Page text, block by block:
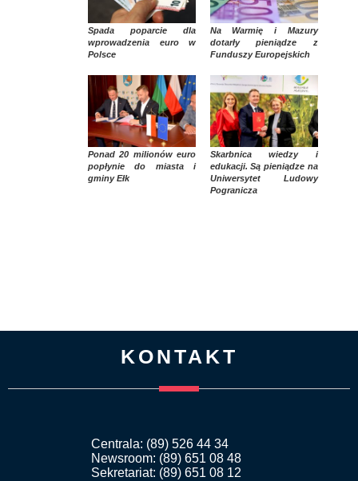
Spada poparcie dla
wprowadzenia euro w
Polsce
Na Warmię i Mazury
dotarły pieniądze z
Funduszy Europejskich
Ponad 20 milionów euro
popłynie do miasta i
gminy Ełk
Skarbnica wiedzy i
edukacji. Są pieniądze na
Uniwersytet Ludowy
Pogranicza
KONTAKT
Centrala: (89) 526 44 34
Newsroom: (89) 651 08 48
Sekretariat: (89) 651 08 12